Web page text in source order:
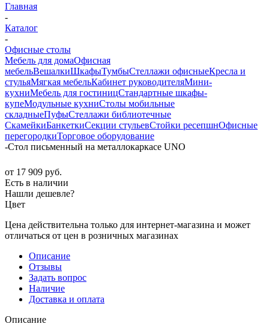
Главная
-
Каталог
-
Офисные столы
Мебель для домаОфисная
мебельВешалкиШкафыТумбыСтеллажи офисныеКресла и
стульяМягкая мебельКабинет руководителяМини-
кухниМебель для гостиницСтандартные шкафы-
купеМодульные кухниСтолы мобильные
складныеПуфыСтеллажи библиотечные
СкамейкиБанкеткиСекции стульевСтойки ресепшнОфисные
перегородкиТорговое оборудование
-Стол письменный на металлокаркасе UNO
от 17 909 руб.
Есть в наличии
Нашли дешевле?
Цвет
Цена действительна только для интернет-магазина и может
отличаться от цен в розничных магазинах
Описание
Отзывы
Задать вопрос
Наличие
Доставка и оплата
Описание